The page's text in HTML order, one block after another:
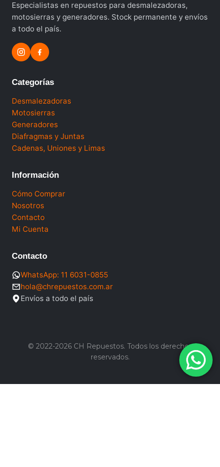
Especialistas en repuestos para desmalezadoras,
motosierras y generadores. Stock permanente y envíos
a todo el país.
Categorías
Desmalezadoras
Motosierras
Generadores
Diafragmas y Juntas
Cadenas, Uniones y Limas
Información
Cómo Comprar
Nosotros
Contacto
Mi Cuenta
Contacto
WhatsApp: 11 6031-0855
hola@chrepuestos.com.ar
Envíos a todo el país
© 2022-2026 CH Repuestos. Todos los derechos
reservados.